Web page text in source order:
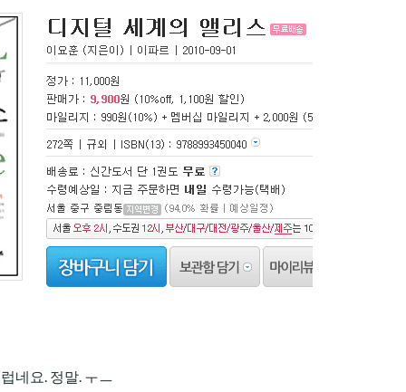
네요. 정말. ㅜㅡ